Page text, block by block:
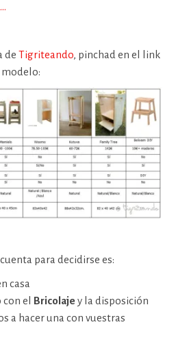
de Tigriteando, pinchad en el link
modelo:
para decidirse es:
casa
el Bricolaje y la disposición
a hacer una con vuestras